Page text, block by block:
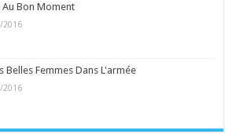
Au Bon Moment
2016
Belles Femmes Dans L'armée
2016